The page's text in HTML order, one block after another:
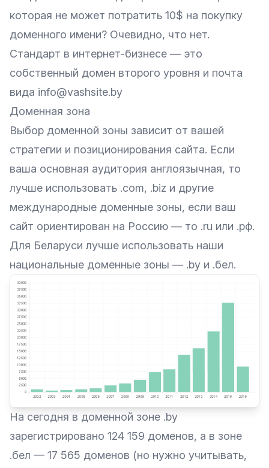
которая не может потратить 10$ на покупку
доменного имени? Очевидно, что нет.
Стандарт в интернет-бизнесе — это
собственный домен второго уровня и почта
вида info@vashsite.by
Доменная зона
Выбор доменной зоны зависит от вашей
стратегии и позиционирования сайта. Если
ваша основная аудитория англоязычная, то
лучше использовать .com, .biz и другие
международные доменные зоны, если ваш
сайт ориентирован на Россию — то .ru или .рф.
Для Беларуси лучше использовать наши
национальные доменные зоны — .by и .бел.
На сегодня в доменной зоне .by
зарегистрировано 124 159 доменов, а в зоне
.бел — 17 565 доменов (но нужно учитывать,